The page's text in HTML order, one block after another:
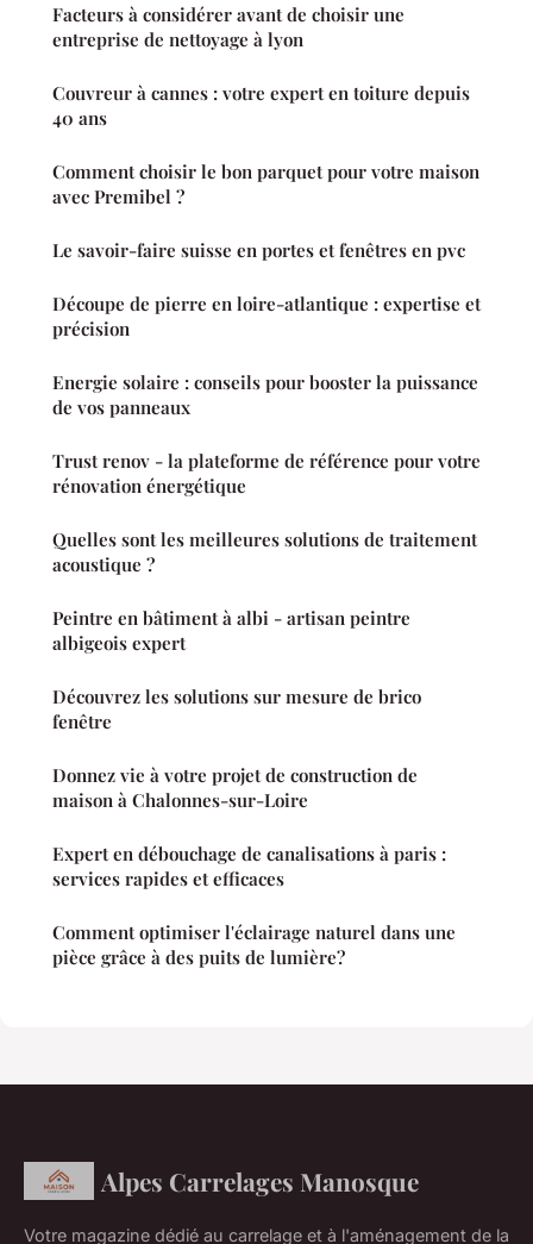
Facteurs à considérer avant de choisir une
entreprise de nettoyage à lyon
Couvreur à cannes : votre expert en toiture depuis
40 ans
Comment choisir le bon parquet pour votre maison
avec Premibel ?
Le savoir-faire suisse en portes et fenêtres en pvc
Découpe de pierre en loire-atlantique : expertise et
précision
Energie solaire : conseils pour booster la puissance
de vos panneaux
Trust renov - la plateforme de référence pour votre
rénovation énergétique
Quelles sont les meilleures solutions de traitement
acoustique ?
Peintre en bâtiment à albi - artisan peintre
albigeois expert
Découvrez les solutions sur mesure de brico
fenêtre
Donnez vie à votre projet de construction de
maison à Chalonnes-sur-Loire
Expert en débouchage de canalisations à paris :
services rapides et efficaces
Comment optimiser l'éclairage naturel dans une
pièce grâce à des puits de lumière?
Alpes Carrelages Manosque
Votre magazine dédié au carrelage et à l'aménagement de la